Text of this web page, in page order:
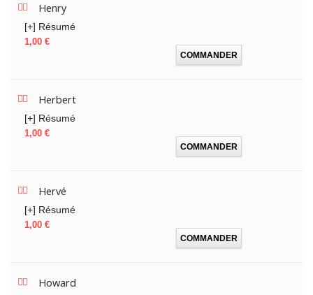
Henry
[+] Résumé
Prix
1,00 €
COMMANDER
Herbert
[+] Résumé
Prix
1,00 €
COMMANDER
Hervé
[+] Résumé
Prix
1,00 €
COMMANDER
Howard